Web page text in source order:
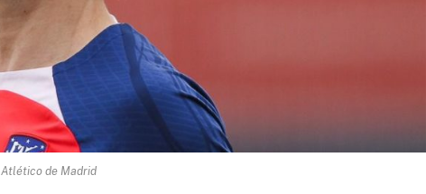
Atlético de Madrid